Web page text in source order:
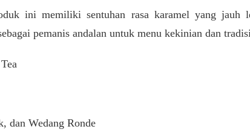
ini memiliki sentuhan rasa karamel yang jauh
pemanis andalan untuk menu kekinian dan
dan Wedang Ronde